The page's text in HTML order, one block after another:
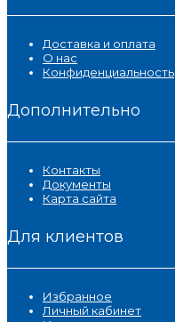
Доставка и оплата
О нас
Конфиденциальность
Дополнительно
Контакты
Документы
Карта сайта
Для клиентов
Избранное
Личный кабинет